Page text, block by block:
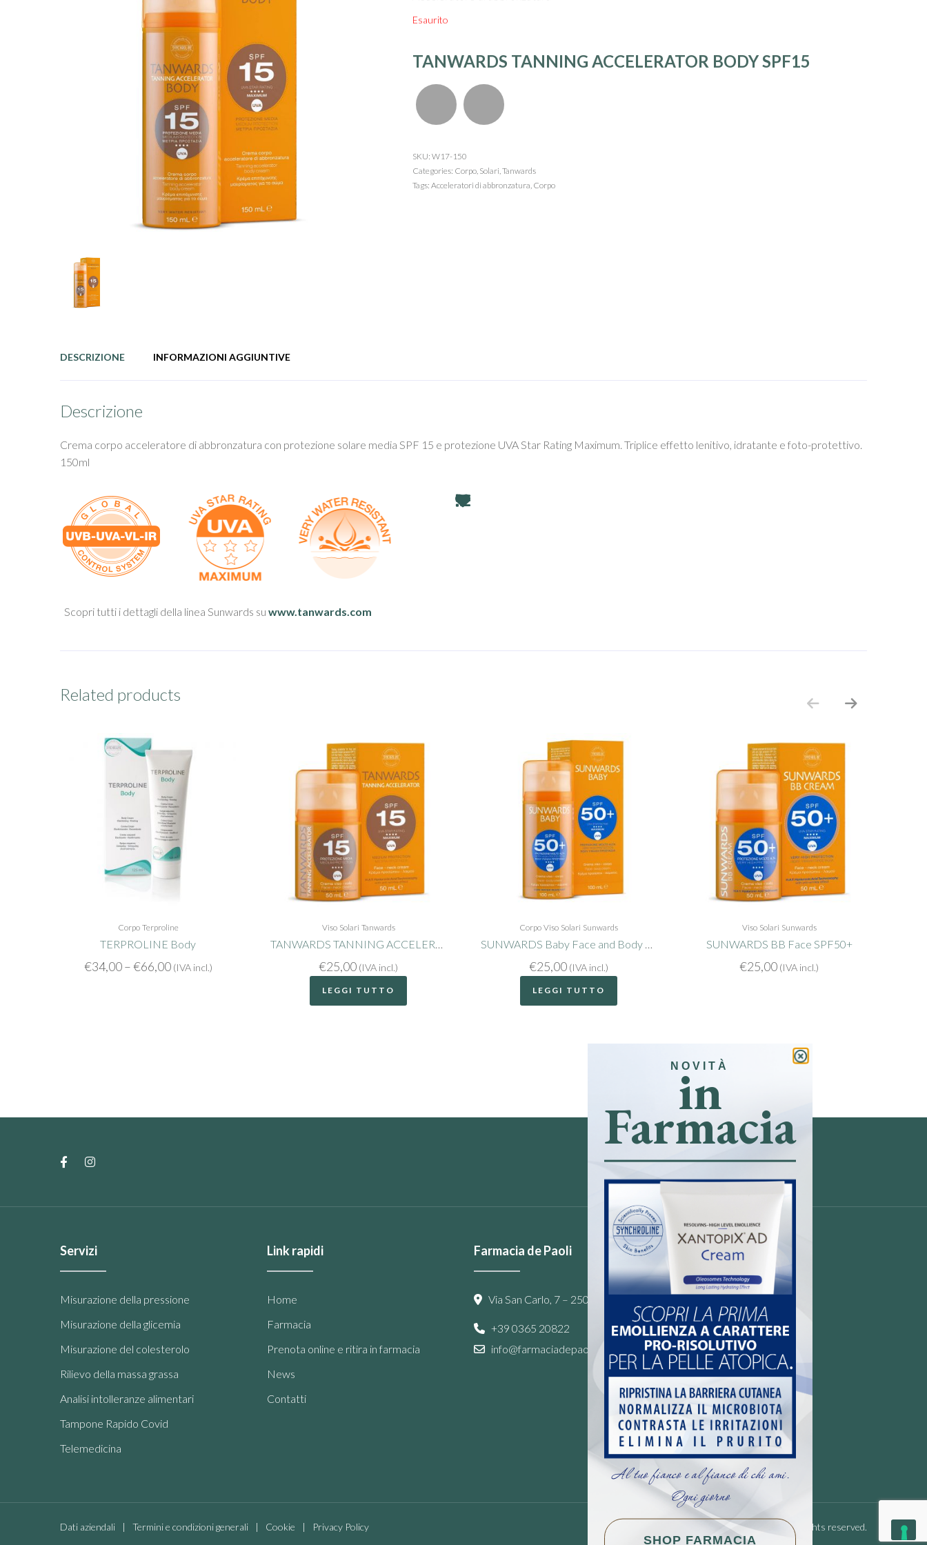
TANWARDS TANNING ACCELERATOR BODY SPF15
Esaurito
SKU: W17-150
Categories: Corpo, Solari,Tanwards
Tags: Acceleratori di abbronzatura, Corpo
DESCRIZIONE INFORMAZIONI AGGIUNTIVE
Descrizione
Crema corpo acceleratore di abbronzatura con protezione solare media SPF 15 e protezione UVA Star Rating Maximum. Triplice effetto lenitivo, idratante e foto-protettivo.
150ml
Scopri tutti i dettagli della linea Sunwards su www.tanwards.com
Related products
Corpo Terproline
TERPROLINE Body
€34,00–€66,00 (IVA incl.)
Viso Solari Tanwards
TANWARDS TANNING ACCELERATOR FACE SPF15
€25,00 (IVA incl.)
LEGGI TUTTO
Corpo Viso Solari Sunwards
SUNWARDS Baby Face and Body SPF50+
€25,00 (IVA incl.)
LEGGI TUTTO
Viso Solari Sunwards
SUNWARDS BB Face SPF50+
€25,00 (IVA incl.)
Servizi
Misurazione della pressione
Misurazione della glicemia
Misurazione del colesterolo
Rilievo della massa grassa
Analisi intolleranze alimentari
Tampone Rapido Covid
Telemedicina
Link rapidi
Home
Farmacia
Prenota online e ritira in farmacia
News
Contatti
Farmacia de Paoli
Via San Carlo, 7 – 25087 Salò (BS)
+39 0365 20822
info@farmaciadepaoli.com
Dati aziendali Termini e condizioni generali Cookie Privacy Policy © 2026 Farmacia de Paoli Ambrosi. All rights reserved.
NOVITÀ
in
Farmacia
Al tuo fianco e al fianco di chi ami.
Ogni giorno
SHOP FARMACIA